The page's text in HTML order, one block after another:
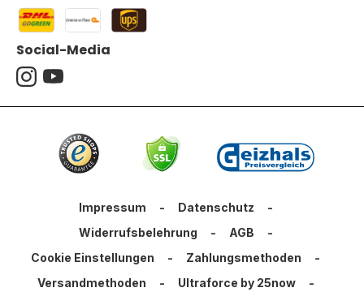
Social-Media
Impressum - Datenschutz
-
Widerrufsbelehrung
- AGB
-
Cookie Einstellungen
- Zahlungsmethoden
-
Versandmethoden
- Ultraforce by 25now
-